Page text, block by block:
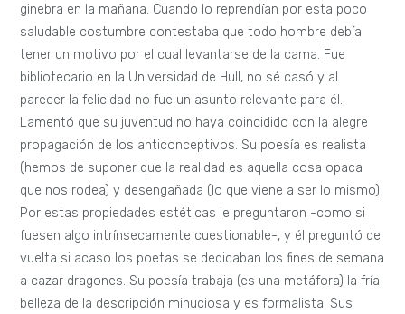
ginebra en la mañana. Cuando lo reprendían por esta poco
saludable costumbre contestaba que todo hombre debía
tener un motivo por el cual levantarse de la cama. Fue
bibliotecario en la Universidad de Hull, no sé casó y al
parecer la felicidad no fue un asunto relevante para él.
Lamentó que su juventud no haya coincidido con la alegre
propagación de los anticonceptivos. Su poesía es realista
(hemos de suponer que la realidad es aquella cosa opaca
que nos rodea) y desengañada (lo que viene a ser lo mismo).
Por estas propiedades estéticas le preguntaron -como si
fuesen algo intrínsecamente cuestionable-, y él preguntó de
vuelta si acaso los poetas se dedicaban los fines de semana
a cazar dragones. Su poesía trabaja (es una metáfora) la fría
belleza de la descripción minuciosa y es formalista. Sus